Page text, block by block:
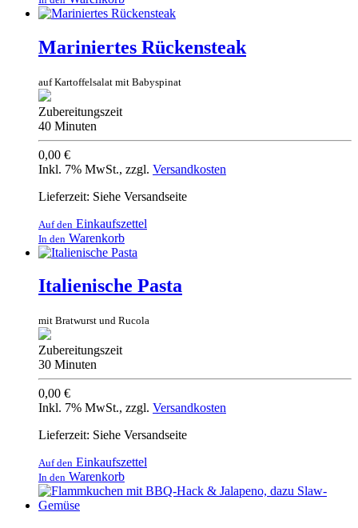
Mariniertes Rückensteak
auf Kartoffelsalat mit Babyspinat
Zubereitungszeit
40 Minuten
0,00 €
Inkl. 7% MwSt., zzgl. Versandkosten
Lieferzeit: Siehe Versandseite
Auf den Einkaufszettel
In den Warenkorb
Italienische Pasta
mit Bratwurst und Rucola
Zubereitungszeit
30 Minuten
0,00 €
Inkl. 7% MwSt., zzgl. Versandkosten
Lieferzeit: Siehe Versandseite
Auf den Einkaufszettel
In den Warenkorb